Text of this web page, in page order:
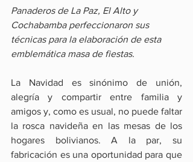
Panaderos de La Paz, El Alto y
Cochabamba perfeccionaron sus
técnicas para la elaboración de esta
emblemática masa de fiestas.
La Navidad es sinónimo de unión,
alegría y compartir entre familia y
amigos y, como es usual, no puede faltar
la rosca navideña en las mesas de los
hogares bolivianos. A la par, su
fabricación es una oportunidad para que